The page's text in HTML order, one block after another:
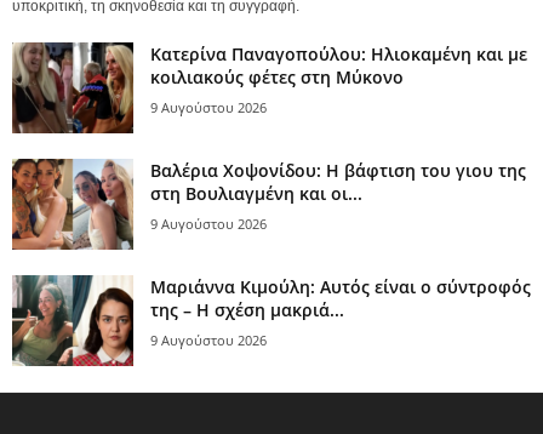
υποκριτική, τη σκηνοθεσία και τη συγγραφή.
Κατερίνα Παναγοπούλου: Ηλιοκαμένη και με
κοιλιακούς φέτες στη Μύκονο
9 Αυγούστου 2026
Βαλέρια Χοψονίδου: Η βάφτιση του γιου της
στη Βουλιαγμένη και οι...
9 Αυγούστου 2026
Μαριάννα Κιμούλη: Αυτός είναι ο σύντροφός
της – Η σχέση μακριά...
9 Αυγούστου 2026